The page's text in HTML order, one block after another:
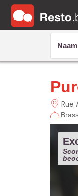
Rue